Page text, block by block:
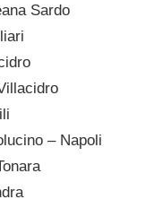
Sardo
– Napoli